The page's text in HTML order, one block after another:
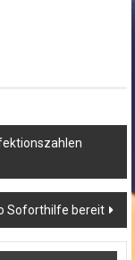
Soforthilfe bereit